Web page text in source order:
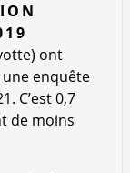
ont
enquête
C’est 0,7
de moins